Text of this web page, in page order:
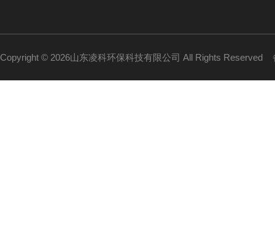
Copyright © 2026山东凌科环保科技有限公司 All Rights Reserved